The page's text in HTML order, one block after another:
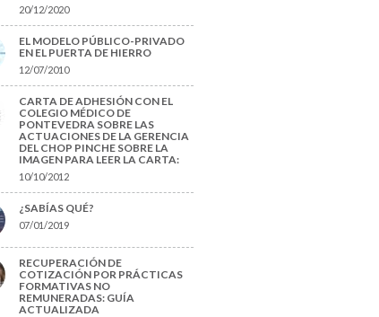
20/12/2020
EL MODELO PÚBLICO-PRIVADO
EN EL PUERTA DE HIERRO
12/07/2010
CARTA DE ADHESIÓN CON EL
COLEGIO MÉDICO DE
PONTEVEDRA SOBRE LAS
ACTUACIONES DE LA GERENCIA
DEL CHOP PINCHE SOBRE LA
IMAGEN PARA LEER LA CARTA:
10/10/2012
¿SABÍAS QUÉ?
07/01/2019
RECUPERACIÓN DE
COTIZACIÓN POR PRÁCTICAS
FORMATIVAS NO
REMUNERADAS: GUÍA
ACTUALIZADA